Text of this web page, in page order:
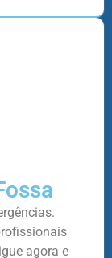
agora e